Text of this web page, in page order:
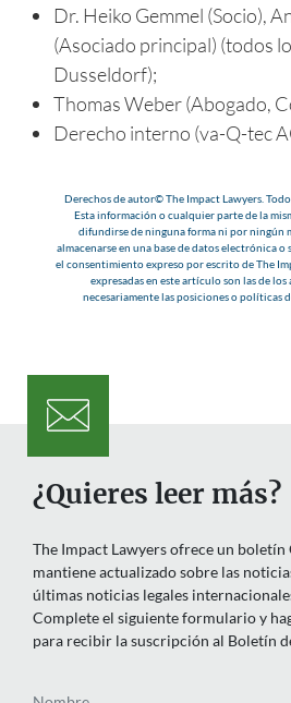
Dr. Heiko Gemmel (Socio),
(Asociado principal) (todos
Dusseldorf);
Thomas Weber (Abogado,
Derecho interno (va-Q-tec
Derechos de autor© The Impact Lawyers.
Esta información o cualquier parte de la
difundirse de ninguna forma ni por ningún
almacenarse en una base de datos electrónica o
el consentimiento expreso por escrito de The
expresadas en este artículo son las de
necesariamente las posiciones o políticas
¿Quieres leer más?
The Impact Lawyers ofrece un boletín
mantiene actualizado sobre las
últimas noticias legales
Complete el siguiente formulario y
para recibir la suscripción al Boletín